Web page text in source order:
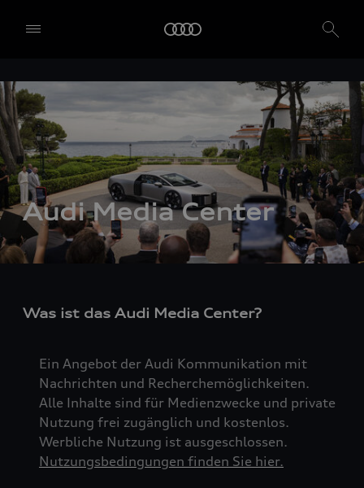
Audi Media Center
Was ist das Audi Media Center?
Ein Angebot der Audi Kommunikation mit
Nachrichten und Recherchemöglichkeiten.
Alle Inhalte sind für Medienzwecke und private
Nutzung frei zugänglich und kostenlos.
Werbliche Nutzung ist ausgeschlossen.
Nutzungsbedingungen finden Sie hier.